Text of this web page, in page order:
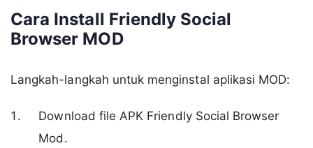
Cara Install Friendly Social
Browser MOD
Langkah-langkah untuk menginstal aplikasi MOD:
Download file APK Friendly Social Browser
Mod.